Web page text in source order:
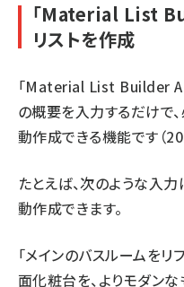
「Material List
リストを作成
「Material List Builder
の概要を入力するだけで
動作成できる機能です（
たとえば、次のような入
動作成できます。
「メインのバスルームをリ
面化粧台を、よりモダン